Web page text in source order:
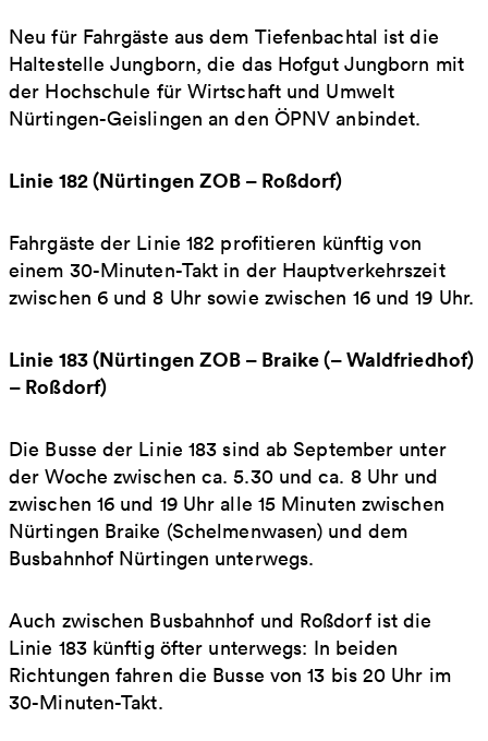
Neu für Fahrgäste aus dem Tiefenbachtal ist die
Haltestelle Jungborn, die das Hofgut Jungborn mit
der Hochschule für Wirtschaft und Umwelt
Nürtingen-Geislingen an den ÖPNV anbindet.
Linie 182 (Nürtingen ZOB – Roßdorf)
Fahrgäste der Linie 182 profitieren künftig von
einem 30-Minuten-Takt in der Hauptverkehrszeit
zwischen 6 und 8 Uhr sowie zwischen 16 und 19 Uhr.
Linie 183 (Nürtingen ZOB – Braike (– Waldfriedhof)
– Roßdorf)
Die Busse der Linie 183 sind ab September unter
der Woche zwischen ca. 5.30 und ca. 8 Uhr und
zwischen 16 und 19 Uhr alle 15 Minuten zwischen
Nürtingen Braike (Schelmenwasen) und dem
Busbahnhof Nürtingen unterwegs.
Auch zwischen Busbahnhof und Roßdorf ist die
Linie 183 künftig öfter unterwegs: In beiden
Richtungen fahren die Busse von 13 bis 20 Uhr im
30-Minuten-Takt.